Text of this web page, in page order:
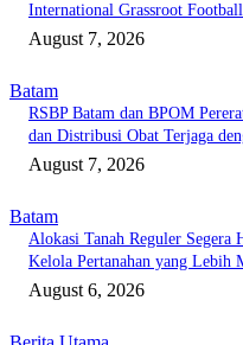
International Grassroot
August 7, 2026
Batam
RSBP Batam dan BPOM
dan Distribusi Obat Terjaga
August 7, 2026
Batam
Alokasi Tanah Reguler
Kelola Pertanahan yang Lebih
August 6, 2026